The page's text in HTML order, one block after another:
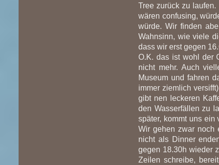
Tree zurück zu
wären confusing,
würde. Wir finden
Wahnsinn, wie viele
dass wir erst gegen
O.K. das ist wohl der
nicht mehr. Auch
Museum und fahren
immer ziemlich
gibt nen leckeren
den Wasserfällen zu
später, kommt uns ein
Wir gehen zwar noch
nicht als Dinner
gegen 18.30h wieder
Zeilen schreibe,